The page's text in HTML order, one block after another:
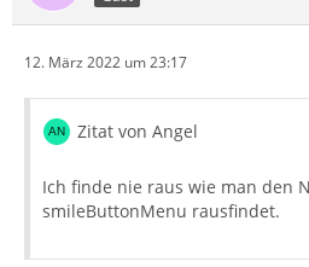
12. März 2022 um 23:17
Zitat von Angel
Ich finde nie raus wie man den
smileButtonMenu rausfindet.